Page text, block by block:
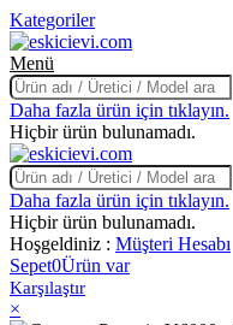
Kategoriler
Menü
Daha fazla ürün için tıklayın.
Hiçbir ürün bulunamadı.
Daha fazla ürün için tıklayın.
Hiçbir ürün bulunamadı.
Hoşgeldiniz : Müşteri Hesabı
Sepet0Ürün var
Karşılaştır
×